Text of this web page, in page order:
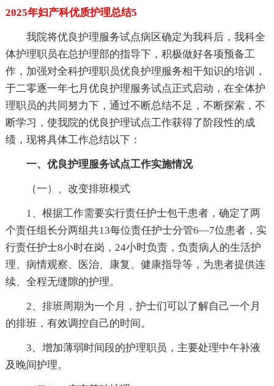
2025年妇产科优质护理总结5
我院将优良护理服务试点病区确定为我科后，我科全
体护理职员在总护理部的指导下，积极做好各项预备工
作，加强对全科护理职员优良护理服务相干知识的培训，
于二零逐一年七月优良护理服务试点正式启动，在全体护
理职员的共同努力下，通过不断总结不足，不断探索，不
断学习，使我院的优良护理试点工作获得了阶段性的成
绩，现将具体工作总结以下：
一、优良护理服务试点工作实施情况
（一）、改变排班模式
1、根据工作需要实行责任护士包干患者，确定了两
个责任组长分两组共13每位责任护士分管6—7位患者，实
行责任护士8小时在岗，24小时负责，负责病人的生活护
理、病情观察、医治、康复、健康指导等，为患者提供连
续、全程无缝隙的护理。
2、排班周期为一个月，护士们可以了解自己一个月
的排班，有效调控自己的时间。
3、增加薄弱时间段的护理职员，主要处理中午补液
及晚间护理。